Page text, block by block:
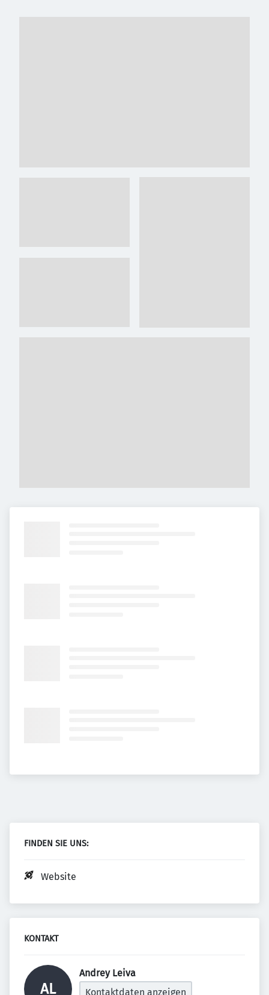
FINDEN SIE UNS:
Website
KONTAKT
AL
Andrey Leiva
Kontaktdaten anzeigen